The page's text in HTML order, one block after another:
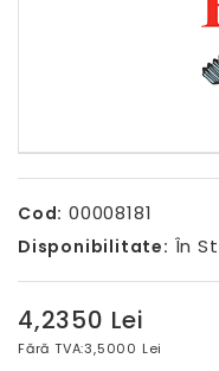
Cod: 00008181
Disponibilitate: În
4,2350 Lei
Fără TVA:3,5000 Lei